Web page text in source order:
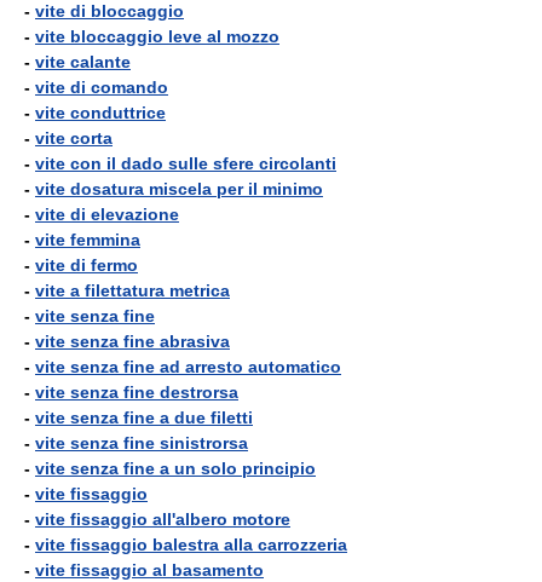
- vite di bloccaggio
- vite bloccaggio leve al mozzo
- vite calante
- vite di comando
- vite conduttrice
- vite corta
- vite con il dado sulle sfere circolanti
- vite dosatura miscela per il minimo
- vite di elevazione
- vite femmina
- vite di fermo
- vite a filettatura metrica
- vite senza fine
- vite senza fine abrasiva
- vite senza fine ad arresto automatico
- vite senza fine destrorsa
- vite senza fine a due filetti
- vite senza fine sinistrorsa
- vite senza fine a un solo principio
- vite fissaggio
- vite fissaggio all'albero motore
- vite fissaggio balestra alla carrozzeria
- vite fissaggio al basamento